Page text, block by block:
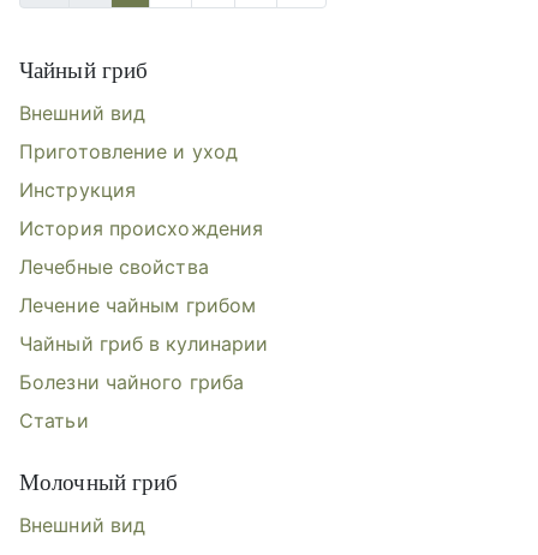
Чайный гриб
Внешний вид
Приготовление и уход
Инструкция
История происхождения
Лечебные свойства
Лечение чайным грибом
Чайный гриб в кулинарии
Болезни чайного гриба
Статьи
Молочный гриб
Внешний вид